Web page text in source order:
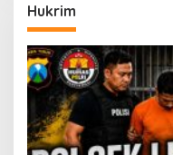
Hukrim